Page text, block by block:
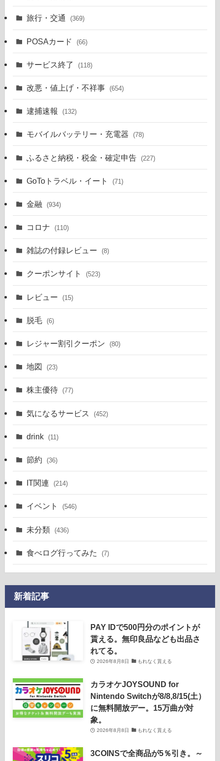
旅行・交通 (369)
POSAカード (66)
サービス終了 (118)
改悪・値上げ・不祥事 (654)
逮捕速報 (132)
モバイルバッテリー・充電器 (78)
ふるさと納税・税金・確定申告 (227)
GoToトラベル・イート (71)
金融 (934)
コロナ (110)
雑誌の付録レビュー (8)
クーポンサイト (523)
レビュー (15)
脱毛 (6)
レジャー割引クーポン (80)
地図 (23)
株主優待 (77)
気になるサービス (452)
drink (11)
節約 (36)
IT関連 (214)
イベント (546)
未分類 (436)
食べログ行ってみた (7)
新着記事
PAY IDで500円分のポイントが
貰える。無印良品なども出品さ
れてる。
2026年8月8日 もれなく貰える
カラオケJOYSOUND for
Nintendo Switchが8/8,8/15(土）
に無料開放デー。15万曲が対
象。
2026年8月8日 もれなく貰える
3COINSで全商品が5％引き。～